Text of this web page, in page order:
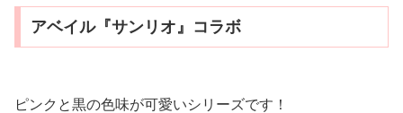
アベイル『サンリオ』コラボ
ピンクと黒の色味が可愛いシリーズです！